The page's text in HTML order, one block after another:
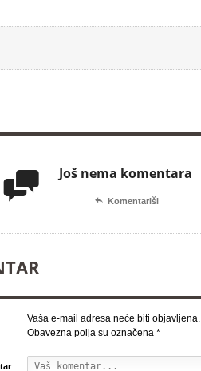
 Još nema komentara
 Komentariši
Vaša e-mail adresa neće biti objavljena.
Obavezna polja su označena *